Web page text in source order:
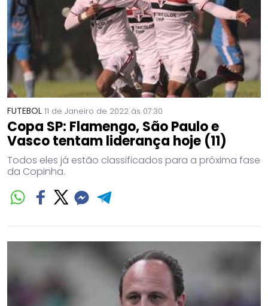
FUTEBOL 11 de Janeiro de 2022 às 07:30
Copa SP: Flamengo, São Paulo e
Vasco tentam liderança hoje (11)
Todos eles já estão classificados para a próxima fase
da Copinha.